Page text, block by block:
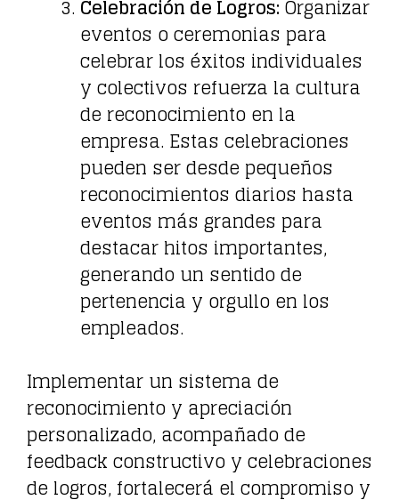
Celebración de Logros:Organizar
eventos o ceremonias para
celebrar los éxitos individuales
y colectivos refuerza la cultura
de reconocimiento en la
empresa. Estas celebraciones
pueden ser desde pequeños
reconocimientos diarios hasta
eventos más grandes para
destacar hitos importantes,
generando un sentido de
pertenencia y orgullo en los
empleados.
Implementar un sistema de
reconocimiento y apreciación
personalizado, acompañado de
feedback constructivo y celebraciones
de logros, fortalecerá el compromiso y